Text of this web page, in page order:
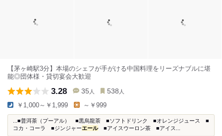
【茅ヶ崎駅3分】本場のシェフが手がける中国料理をリーズナブルに堪
能◎団体様・貸切宴会大歓迎
3.28 35 人 538 人
￥1,000～￥1,999 ～￥999
...■普洱茶（プーアル） ■黒烏龍茶 ■ソフトドリンク ■オレンジジュース ■
コカ・コーラ ■ジンジャーエール■アイスウーロン茶 ■アイス...